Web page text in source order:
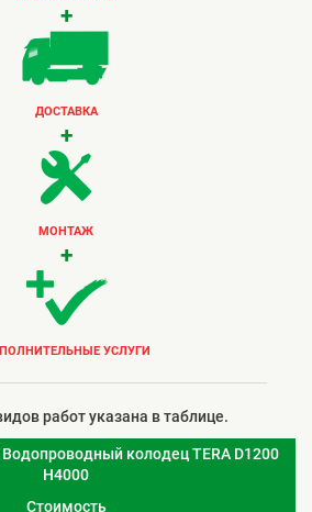
+
ДОСТАВКА
+
МОНТАЖ
+
УСЛУГИ
работ указана в таблице.
колодец TERA D1200
H4000
Стоимость